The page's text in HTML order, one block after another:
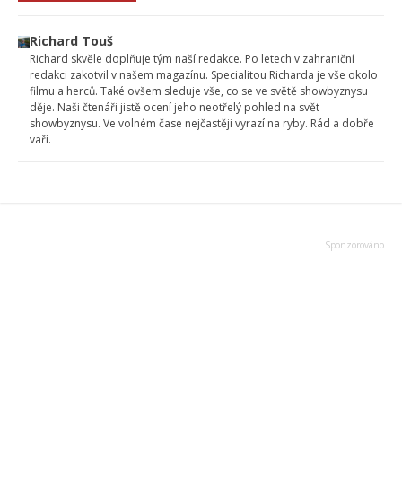
Richard Touš
Richard skvěle doplňuje tým naší redakce. Po letech v zahraniční
redakci zakotvil v našem magazínu. Specialitou Richarda je vše okolo
filmu a herců. Také ovšem sleduje vše, co se ve světě showbyznysu
děje. Naši čtenáři jistě ocení jeho neotřelý pohled na svět
showbyznysu. Ve volném čase nejčastěji vyrazí na ryby. Rád a dobře
vaří.